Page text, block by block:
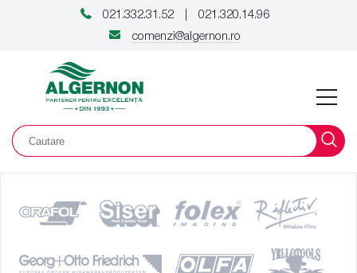
021.332.31.52
021.320.14.96
comenzi@algernon.ro